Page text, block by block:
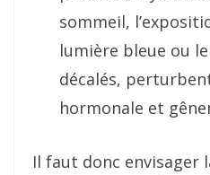
sommeil,
lumière bleue ou
décalés,
hormonale et
Il faut donc envisager